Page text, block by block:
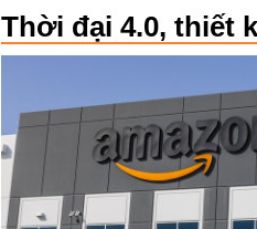
Thời đại 4.0, thiết